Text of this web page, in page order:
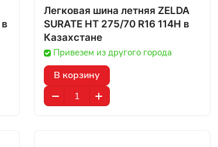
Легковая шина летняя ZELDA
SURATE HT 275/70 R16 114H в
Казахстане
Привезем из другого города
В корзину